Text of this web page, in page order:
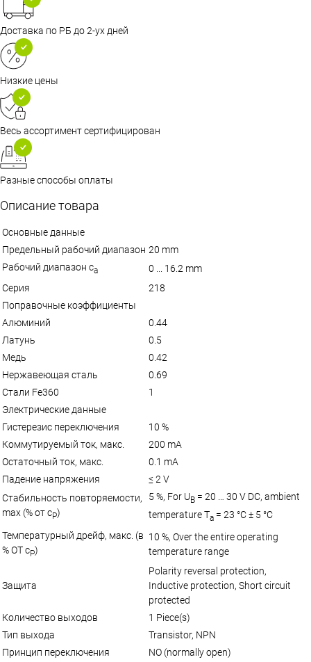
Доставка по РБ до 2-ух дней
Низкие цены
Весь ассортимент сертифицирован
Разные способы оплаты
Описание товара
Основные данные
Предельный рабочий диапазон 20 mm
Рабочий диапазон са
0 ... 16.2 mm
Серия
218
Поправочные коэффициенты
Алюминий
0.44
Латунь
0.5
Медь
0.42
Нержавеющая сталь
0.69
Стали Fe360
1
Электрические данные
Гистерезис переключения
10 %
Коммутируемый ток, макс.
200 mA
Остаточный ток, макс.
0.1 mA
Падение напряжения
≤ 2 V
Стабильность повторяемости,
max (% от сР)
5 %, For UB = 20 … 30 V DC, ambient
temperature Ta = 23 °C ± 5 °C
Температурный дрейф, макс. (в
% ОТ сР)
10 %, Over the entire operating
temperature range
Защита
Polarity reversal protection,
Inductive protection, Short circuit
protected
Количество выходов
1 Piece(s)
Тип выхода
Transistor, NPN
Принцип переключения
NO (normally open)